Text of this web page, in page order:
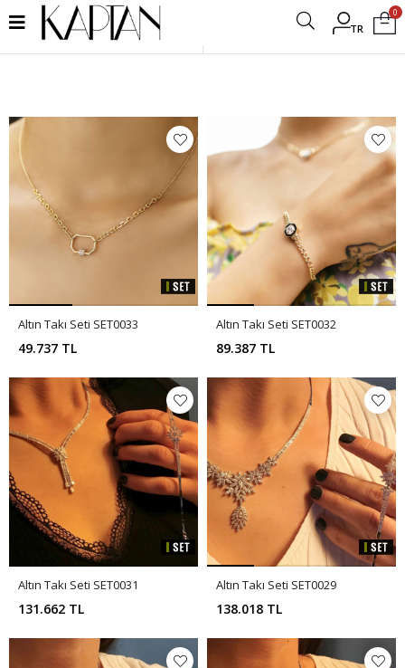
TR
0
Filtrele
Altın Takı Seti SET0033
49.737 TL
Altın Takı Seti SET0032
89.387 TL
Altın Takı Seti SET0031
131.662 TL
Altın Takı Seti SET0029
138.018 TL